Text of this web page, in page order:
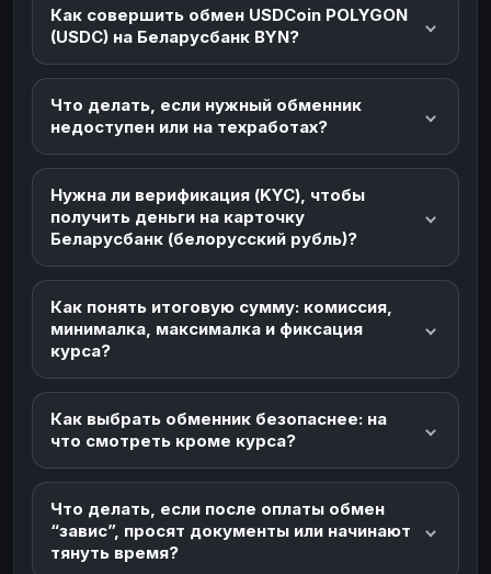
Как совершить обмен USDCoin POLYGON
(USDC) на Беларусбанк BYN?
Что делать, если нужный обменник
недоступен или на техработах?
Нужна ли верификация (KYC), чтобы
получить деньги на карточку
Беларусбанк (белорусский рубль)?
Как понять итоговую сумму: комиссия,
минималка, максималка и фиксация
курса?
Как выбрать обменник безопаснее: на
что смотреть кроме курса?
Что делать, если после оплаты обмен
“завис”, просят документы или начинают
тянуть время?